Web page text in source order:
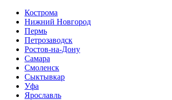
Кострома
Нижний Новгород
Пермь
Петрозаводск
Ростов-на-Дону
Самара
Смоленск
Сыктывкар
Уфа
Ярославль